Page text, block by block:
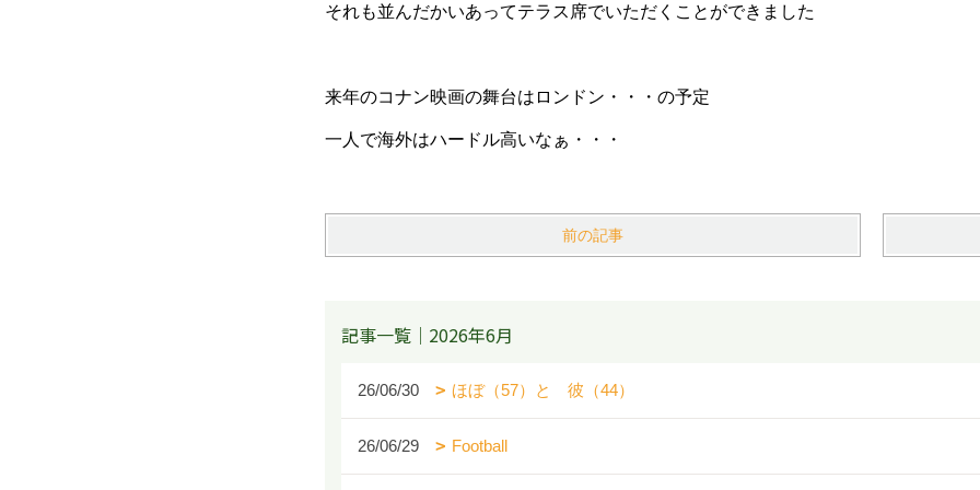
それも並んだかいあってテラス席でいただくことができました
来年のコナン映画の舞台はロンドン・・・の予定
一人で海外はハードル高いなぁ・・・
前の記事
記事一覧｜2026年6月
26/06/30 ほぼ（57）と 彼（44）
26/06/29 Football